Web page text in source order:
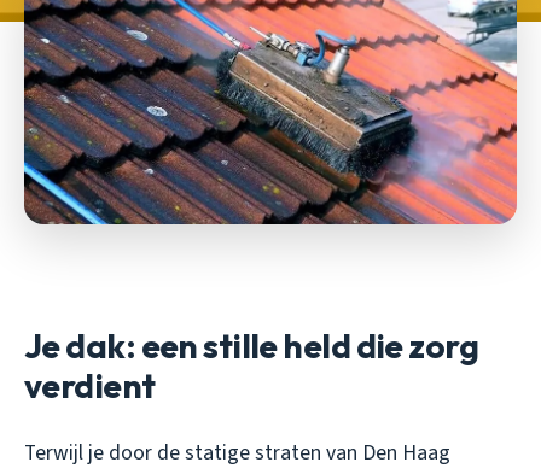
Je dak: een stille held die zorg
verdient
Terwijl je door de statige straten van Den Haag